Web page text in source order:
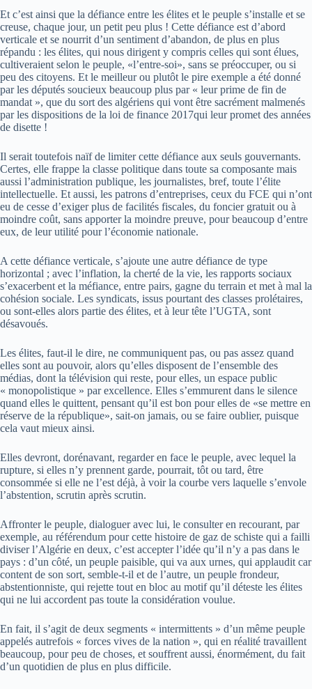
Et c’est ainsi que la défiance entre les élites et le peuple s’installe et se
creuse, chaque jour, un petit peu plus ! Cette défiance est d’abord
verticale et se nourrit d’un sentiment d’abandon, de plus en plus
répandu : les élites, qui nous dirigent y compris celles qui sont élues,
cultiveraient selon le peuple, «l’entre-soi», sans se préoccuper, ou si
peu des citoyens. Et le meilleur ou plutôt le pire exemple a été donné
par les députés soucieux beaucoup plus par « leur prime de fin de
mandat », que du sort des algériens qui vont être sacrément malmenés
par les dispositions de la loi de finance 2017qui leur promet des années
de disette !
Il serait toutefois naïf de limiter cette défiance aux seuls gouvernants.
Certes, elle frappe la classe politique dans toute sa composante mais
aussi l’administration publique, les journalistes, bref, toute l’élite
intellectuelle. Et aussi, les patrons d’entreprises, ceux du FCE qui n’ont
eu de cesse d’exiger plus de facilités fiscales, du foncier gratuit ou à
moindre coût, sans apporter la moindre preuve, pour beaucoup d’entre
eux, de leur utilité pour l’économie nationale.
A cette défiance verticale, s’ajoute une autre défiance de type
horizontal ; avec l’inflation, la cherté de la vie, les rapports sociaux
s’exacerbent et la méfiance, entre pairs, gagne du terrain et met à mal la
cohésion sociale. Les syndicats, issus pourtant des classes prolétaires,
ou sont-elles alors partie des élites, et à leur tête l’UGTA, sont
désavoués.
Les élites, faut-il le dire, ne communiquent pas, ou pas assez quand
elles sont au pouvoir, alors qu’elles disposent de l’ensemble des
médias, dont la télévision qui reste, pour elles, un espace public
« monopolistique » par excellence. Elles s’emmurent dans le silence
quand elles le quittent, pensant qu’il est bon pour elles de «se mettre en
réserve de la république», sait-on jamais, ou se faire oublier, puisque
cela vaut mieux ainsi.
Elles devront, dorénavant, regarder en face le peuple, avec lequel la
rupture, si elles n’y prennent garde, pourrait, tôt ou tard, être
consommée si elle ne l’est déjà, à voir la courbe vers laquelle s’envole
l’abstention, scrutin après scrutin.
Affronter le peuple, dialoguer avec lui, le consulter en recourant, par
exemple, au référendum pour cette histoire de gaz de schiste qui a failli
diviser l’Algérie en deux, c’est accepter l’idée qu’il n’y a pas dans le
pays : d’un côté, un peuple paisible, qui va aux urnes, qui applaudit car
content de son sort, semble-t-il et de l’autre, un peuple frondeur,
abstentionniste, qui rejette tout en bloc au motif qu’il déteste les élites
qui ne lui accordent pas toute la considération voulue.
En fait, il s’agit de deux segments « intermittents » d’un même peuple
appelés autrefois « forces vives de la nation », qui en réalité travaillent
beaucoup, pour peu de choses, et souffrent aussi, énormément, du fait
d’un quotidien de plus en plus difficile.